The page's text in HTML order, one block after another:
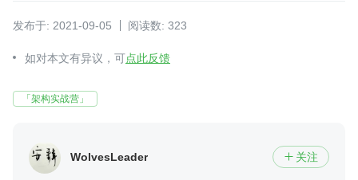
发布于: 2021-09-05 阅读数: 323
如对本文有异议，可点此反馈
「架构实战营」
WolvesLeader  关注